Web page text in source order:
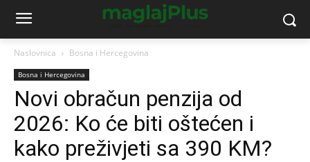
Naslovnica Bosna i Hercegovina
Bosna i Hercegovina
Novi obračun penzija od
2026: Ko će biti oštećen i
kako preživjeti sa 390 KM?